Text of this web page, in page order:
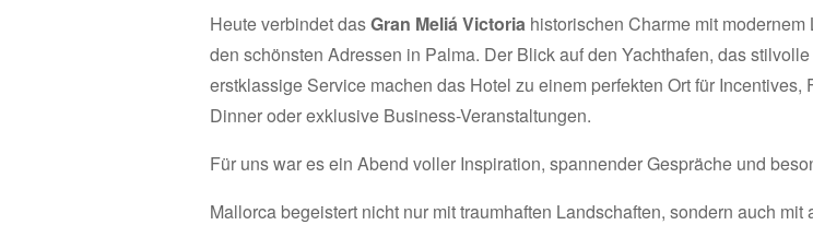
Heute verbindet dasGran Meliá Victoria historischen Charme mit modernem
den schönsten Adressen in Palma. Der Blick auf den Yachthafen, das
erstklassige Service machen das Hotel zu einem perfekten Ort für Incentives,
Dinner oder exklusive Business-Veranstaltungen.
Für uns war es ein Abend voller Inspiration, spannender Gespräche und
Mallorca begeistert nicht nur mit traumhaften Landschaften, sondern auch